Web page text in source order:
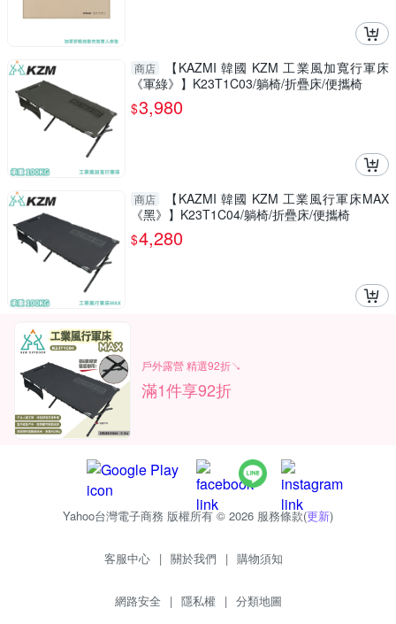
商店
【KAZMI 韓國 KZM 工業風加寬行軍床
《軍綠》】K23T1C03/躺椅/折疊床/便攜椅
$3,980
商店
【KAZMI 韓國 KZM 工業風行軍床MAX
《黑》】K23T1C04/躺椅/折疊床/便攜椅
$4,280
戶外露營 精選92折↘
滿1件享92折
Yahoo台灣電子商務 版權所有 © 2026 服務條款(更新)
客服中心 | 關於我們 | 購物須知
網路安全 | 隱私權 | 分類地圖